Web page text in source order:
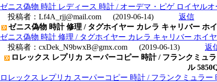
ゼニス偽物 時計 レディース 時計 / オーデマ・ピゲ ロイヤル
投稿者： Lf4A_rjj@mail.com (2019-06-14)
返信
ゼニス偽物 時計 修理 / タグホイヤー カレラ キャリバー ホ
ゼニス偽物 時計 修理 / タグホイヤー カレラ キャリバー ホイ
投稿者： cxDek_N9bwxB@gmx.com (2019-06-13)
返
ロレックス レプリカ スーパーコピー 時計 / フランクミュ
ル
ロレックス レプリカ スーパーコピー 時計 / フランクミュラ